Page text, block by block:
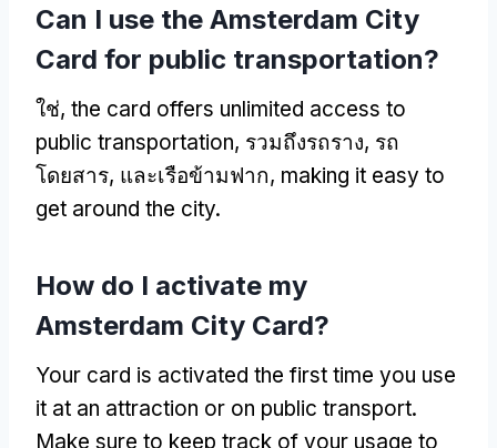
Can I use the Amsterdam City
Card for public transportation?
ใช่, the card offers unlimited access to
public transportation, รวมถึงรถราง, รถ
โดยสาร, และเรือข้ามฟาก, making it easy to
get around the city.
How do I activate my
Amsterdam City Card?
Your card is activated the first time you use
it at an attraction or on public transport.
Make sure to keep track of your usage to